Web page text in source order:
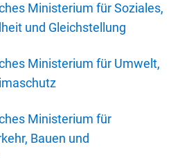
Ministerium für Soziales,
und Gleichstellung
Ministerium für Umwelt,
Ministerium für
Bauen und